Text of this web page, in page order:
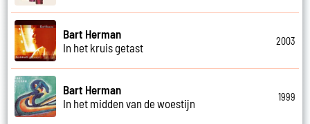
Bart Herman
In het kruis getast
2003
Bart Herman
In het midden van de woestijn
1999